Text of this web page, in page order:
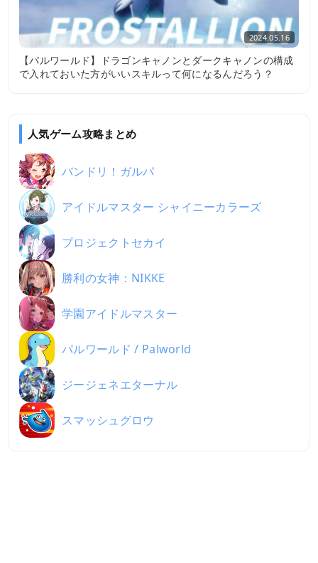
2024.05.16
【パルワールド】ドラゴンキャノンとダークキャノンの構成
で入れておいた方がいいスキルって何になるんだろう？
人気ゲーム攻略まとめ
バンドリ！ガルパ
アイドルマスター シャイニーカラーズ
プロジェクトセカイ
勝利の女神：NIKKE
学園アイドルマスター
パルワールド / Palworld
ジージェネエターナル
スマッシュグロウ